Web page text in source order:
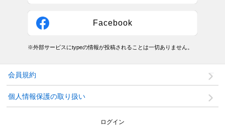
Facebook
※外部サービスにtypeの情報が投稿されることは一切ありません。
会員規約
個人情報保護の取り扱い
ログイン